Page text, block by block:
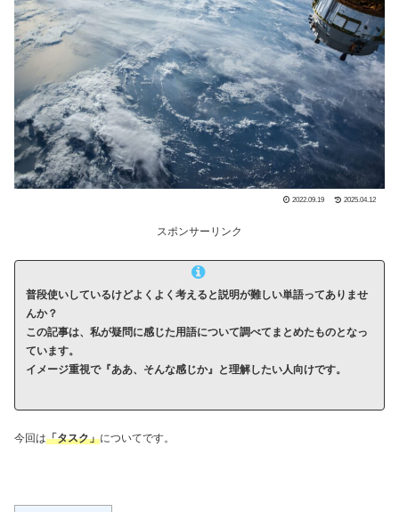
2022.09.19 2025.04.12
スポンサーリンク
普段使いしているけどよくよく考えると説明が難しい単語ってありませ
んか？
この記事は、私が疑問に感じた用語について調べてまとめたものとなっ
ています。
イメージ重視で『ああ、そんな感じか』と理解したい人向けです。
今回は「タスク」についてです。